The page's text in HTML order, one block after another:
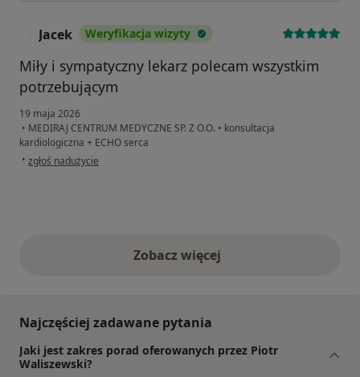
Jacek Weryfikacja wizyty
Miły i sympatyczny lekarz polecam wszystkim
potrzebującym
19 maja 2026
• MEDIRAJ CENTRUM MEDYCZNE SP. Z O.O. • konsultacja
kardiologiczna + ECHO serca
• w opinii użytkownika Jacek
zgłoś nadużycie
Zobacz więcejopinie powyżej
Najczęściej zadawane pytania
Jaki jest zakres porad oferowanych przez Piotr
Waliszewski?